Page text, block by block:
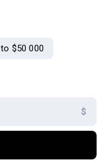
to $50 000
$